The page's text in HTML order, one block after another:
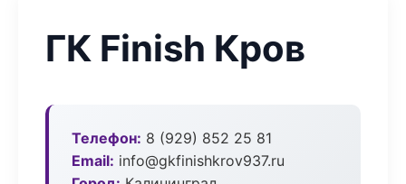
ГК Finish Кров
Телефон: 8 (929) 852 25 81
Email: info@gkfinishkrov937.ru